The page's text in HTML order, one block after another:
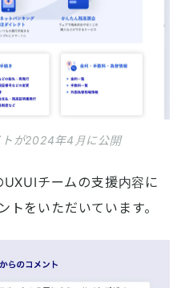
トが2024年4月に公開
チームの支援内容に
トをいただいています。